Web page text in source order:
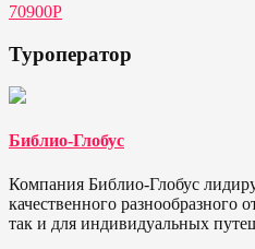
70900Р
Туроператор
Библио-Глобус
Компания Библио-Глобус
качественного разнообразного
так и для индивидуальных